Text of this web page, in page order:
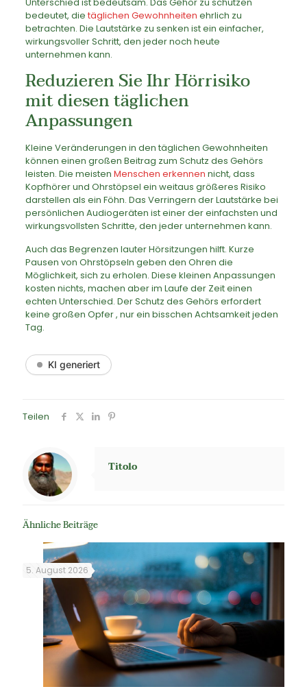
bedeutet, die täglichen Gewohnheiten ehrlich zu
betrachten. Die Lautstärke zu senken ist ein einfacher,
wirkungsvoller Schritt, den jeder noch heute
unternehmen kann.
Reduzieren Sie Ihr Hörrisiko
mit diesen täglichen
Anpassungen
Kleine Veränderungen in den täglichen Gewohnheiten
können einen großen Beitrag zum Schutz des Gehörs
leisten. Die meisten Menschen erkennen nicht, dass
Kopfhörer und Ohrstöpsel ein weitaus größeres Risiko
darstellen als ein Föhn. Das Verringern der Lautstärke bei
persönlichen Audiogeräten ist einer der einfachsten und
wirkungsvollsten Schritte, den jeder unternehmen kann.
Auch das Begrenzen lauter Hörsitzungen hilft. Kurze
Pausen von Ohrstöpseln geben den Ohren die
Möglichkeit, sich zu erholen. Diese kleinen Anpassungen
kosten nichts, machen aber im Laufe der Zeit einen
echten Unterschied. Der Schutz des Gehörs erfordert
keine großen Opfer , nur ein bisschen Achtsamkeit jeden
Tag.
KI generiert
Teilen
Titolo
Ähnliche Beiträge
5. August 2026